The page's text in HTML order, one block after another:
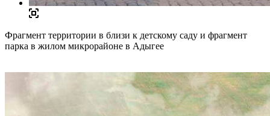
Фрагмент территории в близи к детскому саду и фрагмент
парка в жилом микрорайоне в Адыгее